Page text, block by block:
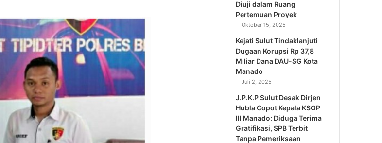
Diuji dalam Ruang
Pertemuan Proyek
Oktober 15, 2025
Kejati Sulut Tindaklanjuti
Dugaan Korupsi Rp 37,8
Miliar Dana DAU-SG Kota
Manado
Juli 2, 2025
J.P.K.P Sulut Desak Dirjen
Hubla Copot Kepala KSOP
III Manado: Diduga Terima
Gratifikasi, SPB Terbit
Tanpa Pemeriksaan